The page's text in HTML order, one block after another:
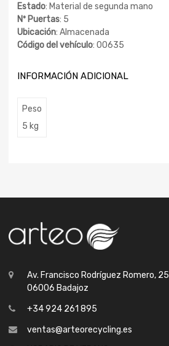
Estado: Material de segunda mano
Nº Puertas: 5
Ubicación: Almacenada
Código del vehículo: 00635
INFORMACIÓN ADICIONAL
Peso
5 kg
Av. Francisco Rodríguez Romero, 25
06006 Badajoz
+34 924 261 895
ventas@arteorecycling.es